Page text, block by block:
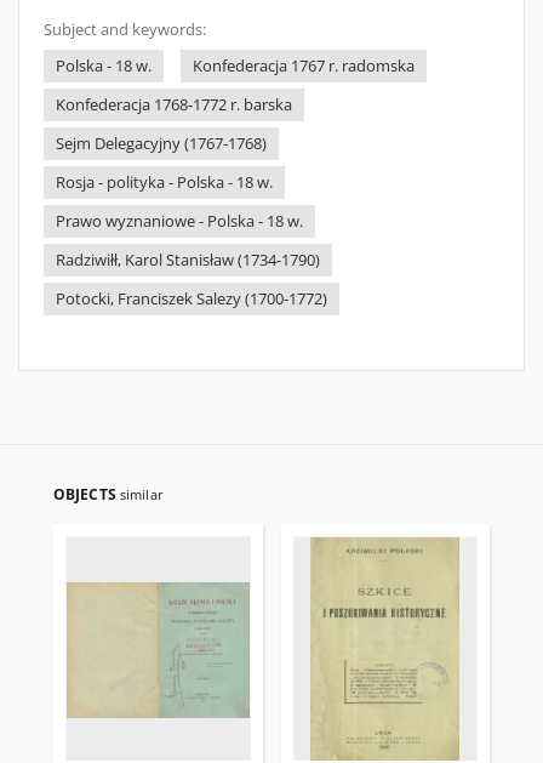
Subject and keywords:
Polska - 18 w.
Konfederacja 1767 r. radomska
Konfederacja 1768-1772 r. barska
Sejm Delegacyjny (1767-1768)
Rosja - polityka - Polska - 18 w.
Prawo wyznaniowe - Polska - 18 w.
Radziwiłł, Karol Stanisław (1734-1790)
Potocki, Franciszek Salezy (1700-1772)
OBJECTS similar